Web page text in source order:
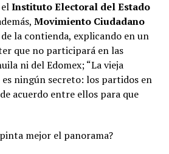
Instituto Electoral del Estado
Movimiento Ciudadano
la contienda, explicando en un
que no participará en las
ni del Edomex; “La vieja
ningún secreto: los partidos en
acuerdo entre ellos para que
mejor el panorama?